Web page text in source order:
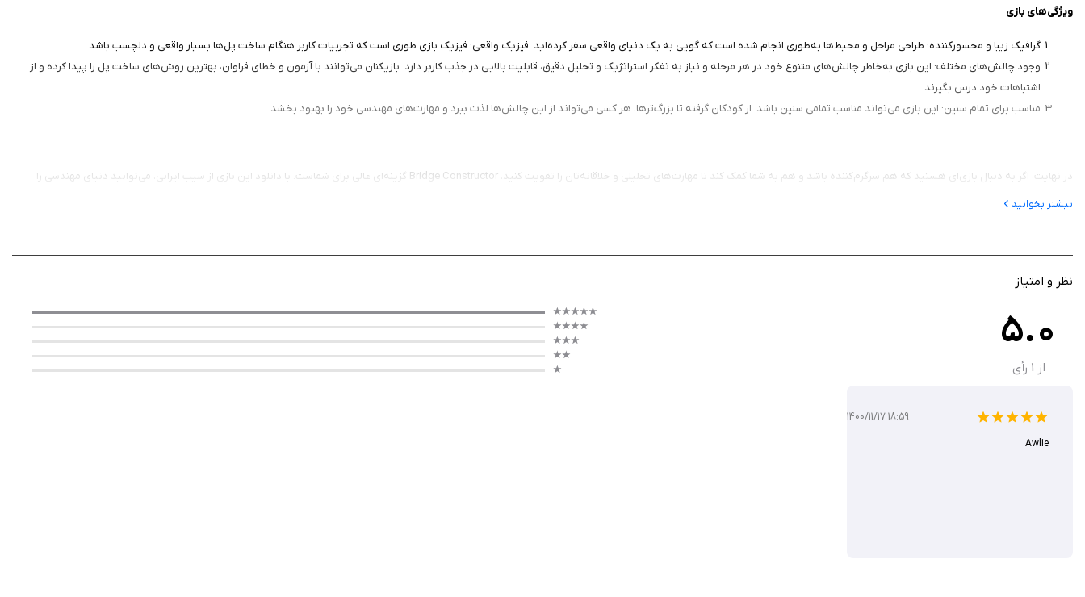
ویژگی‌های بازی
گرافیک زیبا و محسورکننده: طراحی مراحل و محیط‌ها به‌طوری انجام شده است که گویی به یک دنیای واقعی سفر کرده‌اید. فیزیک واقعی: فیزیک بازی طوری است که تجربیات کاربر هنگام ساخت پل‌ها بسیار واقعی و دلچسب باشد.
وجود چالش‌های مختلف: این بازی به‌خاطر چالش‌های متنوع خود در هر مرحله و نیاز به تفکر استراتژیک و تحلیل دقیق، قابلیت بالایی در جذب کاربر دارد. بازیکنان می‌توانند با آزمون و خطای فراوان، بهترین روش‌های ساخت پل را پیدا کرده و از
اشتباهات خود درس بگیرند.
مناسب برای تمام سنین: این بازی می‌تواند مناسب تمامی سنین باشد. از کودکان گرفته تا بزرگ‌ترها، هر کسی می‌تواند از این چالش‌ها لذت ببرد و مهارت‌های مهندسی خود را بهبود بخشد.
در نهایت، اگر به دنبال بازی‌ای هستید که هم سرگرم‌کننده باشد و هم به شما کمک کند تا مهارت‌های تحلیلی و خلاقانه‌تان را تقویت کنید، Bridge Constructor گزینه‌ای عالی برای شماست. با دانلود این بازی از سیب ایرانی، می‌توانید دنیای مهندسی را
تجربه کرده و ساعت‌ها سرگرمی را تجربه کنید.
بیشتر بخوانید
نظر و امتیاز
5.0
از 1 رأی
1400/11/17 18:59
Awlie